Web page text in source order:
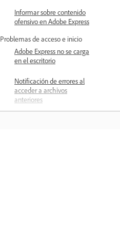
Informar sobre contenido
ofensivo en Adobe Express
Problemas de acceso e inicio
Adobe Express no se carga
en el escritorio
Notificación de errores al
acceder a archivos
anteriores